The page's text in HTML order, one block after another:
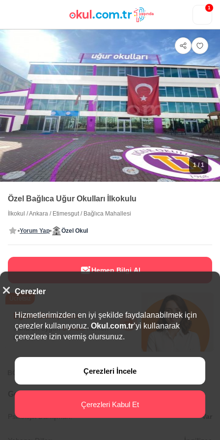
1
1/ 1
Özel Bağlıca Uğur Okulları İlkokulu
İlkokul /Ankara / Etimesgut / Bağlıca Mahallesi
Yorum Yap Özel Okul
Hemen Bilgi Al
Eğitim Danışmanı
Sana en uygun5 okuluhemen
bulalım.
BÖLGEDE ÖNE ÇIKAN OKULLAR
Genel Bilgiler
Psikolojik Danışman: Var
Çerezler
Hizmetlerimizden en iyi şekilde faydalanabilmek için
çerezler kullanıyoruz. Okul.com.tr’yi kullanarak
çerezlere izin vermiş olursunuz.
Çerezleri İncele
Çerezleri Kabul Et